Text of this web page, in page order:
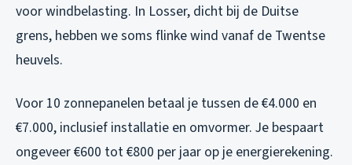
voor windbelasting. In Losser, dicht bij de Duitse
grens, hebben we soms flinke wind vanaf de Twentse
heuvels.
Voor 10 zonnepanelen betaal je tussen de €4.000 en
€7.000, inclusief installatie en omvormer. Je bespaart
ongeveer €600 tot €800 per jaar op je energierekening.